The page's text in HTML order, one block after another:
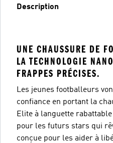
Description
UNE CHAUSSURE DE
LA TECHNOLOGIE
FRAPPES PRÉCISES.
Les jeunes footballeurs
confiance en portant la
Elite à languette
pour les futurs stars qui
conçue pour les aider à